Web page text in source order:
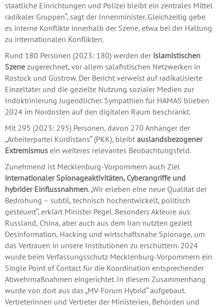
staatliche Einrichtungen und Polizei bleibt ein zentrales Mittel
radikaler Gruppen“, sagt der Innenminister. Gleichzeitig gebe
es interne Konflikte innerhalb der Szene, etwa bei der Haltung
zu internationalen Konflikten.
Rund 180 Personen (2023: 180) werden der islamistischen
Szene zugerechnet, vor allem salafistischen Netzwerken in
Rostock und Güstrow. Der Bericht verweist auf radikalisierte
Einzeltäter und die gezielte Nutzung sozialer Medien zur
Indoktrinierung Jugendlicher. Sympathien für HAMAS blieben
2024 im Nordosten auf den digitalen Raum beschränkt.
Mit 295 (2023: 295) Personen, davon 270 Anhänger der
„Arbeiterpartei Kurdistans“ (PKK), bleibt auslandsbezogener
Extremismus ein weiteres relevantes Beobachtungsfeld.
Zunehmend ist Mecklenburg-Vorpommern auch Ziel
internationaler Spionageaktivitäten, Cyberangriffe und
hybrider Einflussnahmen. „Wir erleben eine neue Qualität der
Bedrohung – subtil, technisch hochentwickelt, politisch
gesteuert“, erklärt Minister Pegel. Besonders Akteure aus
Russland, China, aber auch aus dem Iran nutzten gezielt
Desinformation, Hacking und wirtschaftsnahe Spionage, um
das Vertrauen in unsere Institutionen zu erschüttern. 2024
wurde beim Verfassungsschutz Mecklenburg-Vorpommern ein
Single Point of Contact für die Koordination entsprechender
Abwehrmaßnahmen eingerichtet. In diesem Zusammenhang
wurde von dort aus das „MV-Forum Hybrid“ aufgebaut.
Vertreterinnen und Vertreter der Ministerien, Behörden und